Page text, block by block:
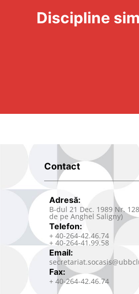
Discipline
Contact
Adresă:
B-dul 21 Dec. 1989 Nr.
de pe Anghel Saligny)
Telefon:
+ 40-264-42.46.74
+ 40-264-41.99.58
Email:
Fax:
+ 40-264-42.46.74